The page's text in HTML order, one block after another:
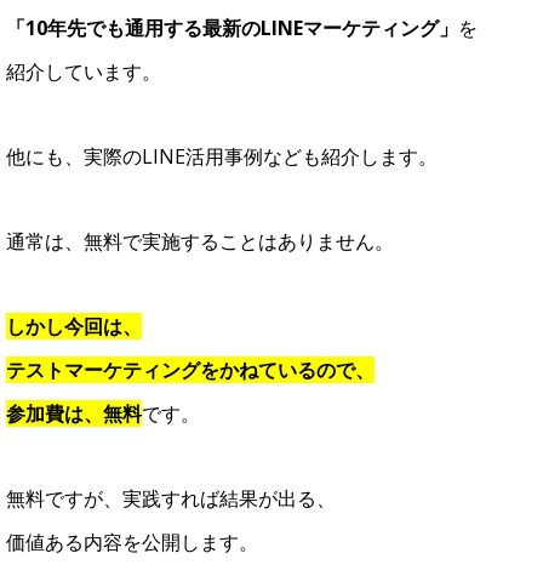
「10年先でも通用する最新のLINEマーケティング」 を
紹介しています。
他にも、実際のLINE活用事例なども紹介します。
通常は、無料で実施することはありません。
しかし今回は、
テストマーケティングをかねているので、
参加費は、無料です。
無料ですが、実践すれば結果が出る、
価値ある内容を公開します。